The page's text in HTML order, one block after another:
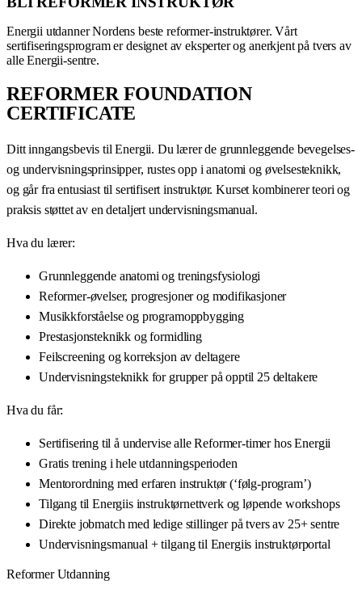
Energii utdanner Nordens beste reformer-instruktører. Vårt
sertifiseringsprogram er designet av eksperter og anerkjent på tvers av
alle Energii-sentre.
REFORMER FOUNDATION
CERTIFICATE
Ditt inngangsbevis til Energii. Du lærer de grunnleggende bevegelses-
og undervisningsprinsipper, rustes opp i anatomi og øvelsesteknikk,
og går fra entusiast til sertifisert instruktør. Kurset kombinerer teori og
praksis støttet av en detaljert undervisningsmanual.
Hva du lærer:
Grunnleggende anatomi og treningsfysiologi
Reformer-øvelser, progresjoner og modifikasjoner
Musikkforståelse og programoppbygging
Prestasjonsteknikk og formidling
Feilscreening og korreksjon av deltagere
Undervisningsteknikk for grupper på opptil 25 deltakere
Hva du får:
Sertifisering til å undervise alle Reformer-timer hos Energii
Gratis trening i hele utdanningsperioden
Mentorordning med erfaren instruktør (‘følg-program’)
Tilgang til Energiis instruktørnettverk og løpende workshops
Direkte jobmatch med ledige stillinger på tvers av 25+ sentre
Undervisningsmanual + tilgang til Energiis instruktørportal
Reformer Utdanning